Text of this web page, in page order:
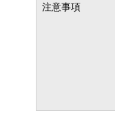
注意事項